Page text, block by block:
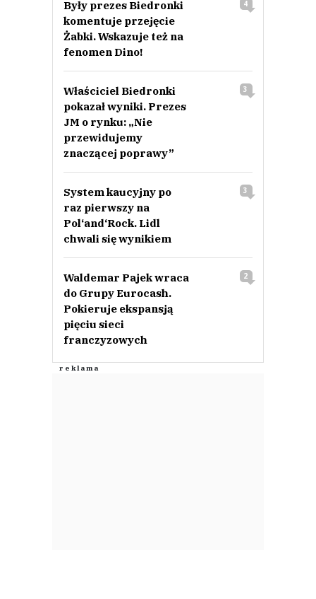
Były prezes Biedronki
komentuje przejęcie
Żabki. Wskazuje też na
fenomen Dino!
4
Właściciel Biedronki
pokazał wyniki. Prezes
JM o rynku: „Nie
przewidujemy
znaczącej poprawy”
3
System kaucyjny po
raz pierwszy na
Pol‘and‘Rock. Lidl
chwali się wynikiem
3
Waldemar Pajek wraca
do Grupy Eurocash.
Pokieruje ekspansją
pięciu sieci
franczyzowych
2